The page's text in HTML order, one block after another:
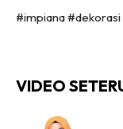
#impiana
VIDEO